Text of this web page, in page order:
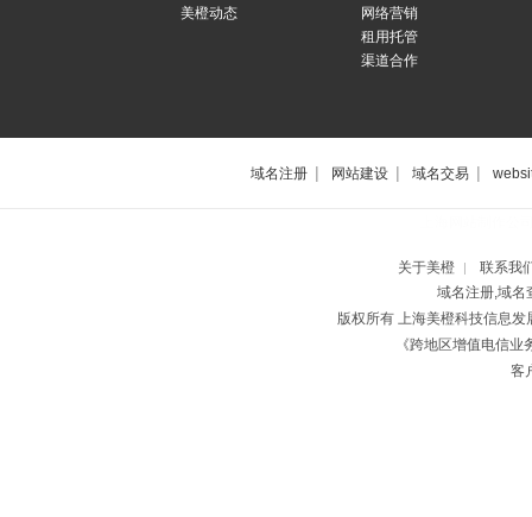
美橙动态
网络营销
租用托管
渠道合作
域名注册 | 网站建设 | 域名交易 |
关于美橙 |
联系我
域名注册,域名
版权所有 上海美橙科技信息
《跨地区增值电信
客